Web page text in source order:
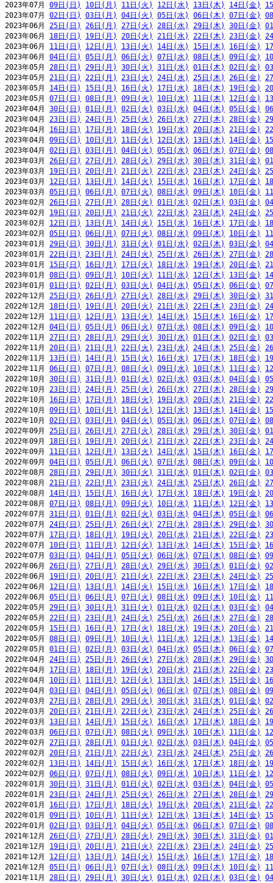
2023年07月 09日(日) 10日(月) 11日(火) 12日(水) 13日(木) 14日(金)
2023年07月 02日(日) 03日(月) 04日(火) 05日(水) 06日(木) 07日(金)
2023年06月 25日(日) 26日(月) 27日(火) 28日(水) 29日(木) 30日(金)
2023年06月 18日(日) 19日(月) 20日(火) 21日(水) 22日(木) 23日(金)
2023年06月 11日(日) 12日(月) 13日(火) 14日(水) 15日(木) 16日(金)
2023年06月 04日(日) 05日(月) 06日(火) 07日(水) 08日(木) 09日(金)
2023年05月 28日(日) 29日(月) 30日(火) 31日(水) 01日(木) 02日(金)
2023年05月 21日(日) 22日(月) 23日(火) 24日(水) 25日(木) 26日(金)
2023年05月 14日(日) 15日(月) 16日(火) 17日(水) 18日(木) 19日(金)
2023年05月 07日(日) 08日(月) 09日(火) 10日(水) 11日(木) 12日(金)
2023年04月 30日(日) 01日(月) 02日(火) 03日(水) 04日(木) 05日(金)
2023年04月 23日(日) 24日(月) 25日(火) 26日(水) 27日(木) 28日(金)
2023年04月 16日(日) 17日(月) 18日(火) 19日(水) 20日(木) 21日(金)
2023年04月 09日(日) 10日(月) 11日(火) 12日(水) 13日(木) 14日(金)
2023年04月 02日(日) 03日(月) 04日(火) 05日(水) 06日(木) 07日(金)
2023年03月 26日(日) 27日(月) 28日(火) 29日(水) 30日(木) 31日(金)
2023年03月 19日(日) 20日(月) 21日(火) 22日(水) 23日(木) 24日(金)
2023年03月 12日(日) 13日(月) 14日(火) 15日(水) 16日(木) 17日(金)
2023年03月 05日(日) 06日(月) 07日(火) 08日(水) 09日(木) 10日(金)
2023年02月 26日(日) 27日(月) 28日(火) 01日(水) 02日(木) 03日(金)
2023年02月 19日(日) 20日(月) 21日(火) 22日(水) 23日(木) 24日(金)
2023年02月 12日(日) 13日(月) 14日(火) 15日(水) 16日(木) 17日(金)
2023年02月 05日(日) 06日(月) 07日(火) 08日(水) 09日(木) 10日(金)
2023年01月 29日(日) 30日(月) 31日(火) 01日(水) 02日(木) 03日(金)
2023年01月 22日(日) 23日(月) 24日(火) 25日(水) 26日(木) 27日(金)
2023年01月 15日(日) 16日(月) 17日(火) 18日(水) 19日(木) 20日(金)
2023年01月 08日(日) 09日(月) 10日(火) 11日(水) 12日(木) 13日(金)
2023年01月 01日(日) 02日(月) 03日(火) 04日(水) 05日(木) 06日(金)
2022年12月 25日(日) 26日(月) 27日(火) 28日(水) 29日(木) 30日(金)
2022年12月 18日(日) 19日(月) 20日(火) 21日(水) 22日(木) 23日(金)
2022年12月 11日(日) 12日(月) 13日(火) 14日(水) 15日(木) 16日(金)
2022年12月 04日(日) 05日(月) 06日(火) 07日(水) 08日(木) 09日(金)
2022年11月 27日(日) 28日(月) 29日(火) 30日(水) 01日(木) 02日(金)
2022年11月 20日(日) 21日(月) 22日(火) 23日(水) 24日(木) 25日(金)
2022年11月 13日(日) 14日(月) 15日(火) 16日(水) 17日(木) 18日(金)
2022年11月 06日(日) 07日(月) 08日(火) 09日(水) 10日(木) 11日(金)
2022年10月 30日(日) 31日(月) 01日(火) 02日(水) 03日(木) 04日(金)
2022年10月 23日(日) 24日(月) 25日(火) 26日(水) 27日(木) 28日(金)
2022年10月 16日(日) 17日(月) 18日(火) 19日(水) 20日(木) 21日(金)
2022年10月 09日(日) 10日(月) 11日(火) 12日(水) 13日(木) 14日(金)
2022年10月 02日(日) 03日(月) 04日(火) 05日(水) 06日(木) 07日(金)
2022年09月 25日(日) 26日(月) 27日(火) 28日(水) 29日(木) 30日(金)
2022年09月 18日(日) 19日(月) 20日(火) 21日(水) 22日(木) 23日(金)
2022年09月 11日(日) 12日(月) 13日(火) 14日(水) 15日(木) 16日(金)
2022年09月 04日(日) 05日(月) 06日(火) 07日(水) 08日(木) 09日(金)
2022年08月 28日(日) 29日(月) 30日(火) 31日(水) 01日(木) 02日(金)
2022年08月 21日(日) 22日(月) 23日(火) 24日(水) 25日(木) 26日(金)
2022年08月 14日(日) 15日(月) 16日(火) 17日(水) 18日(木) 19日(金)
2022年08月 07日(日) 08日(月) 09日(火) 10日(水) 11日(木) 12日(金)
2022年07月 31日(日) 01日(月) 02日(火) 03日(水) 04日(木) 05日(金)
2022年07月 24日(日) 25日(月) 26日(火) 27日(水) 28日(木) 29日(金)
2022年07月 17日(日) 18日(月) 19日(火) 20日(水) 21日(木) 22日(金)
2022年07月 10日(日) 11日(月) 12日(火) 13日(水) 14日(木) 15日(金)
2022年07月 03日(日) 04日(月) 05日(火) 06日(水) 07日(木) 08日(金)
2022年06月 26日(日) 27日(月) 28日(火) 29日(水) 30日(木) 01日(金)
2022年06月 19日(日) 20日(月) 21日(火) 22日(水) 23日(木) 24日(金)
2022年06月 12日(日) 13日(月) 14日(火) 15日(水) 16日(木) 17日(金)
2022年06月 05日(日) 06日(月) 07日(火) 08日(水) 09日(木) 10日(金)
2022年05月 29日(日) 30日(月) 31日(火) 01日(水) 02日(木) 03日(金)
2022年05月 22日(日) 23日(月) 24日(火) 25日(水) 26日(木) 27日(金)
2022年05月 15日(日) 16日(月) 17日(火) 18日(水) 19日(木) 20日(金)
2022年05月 08日(日) 09日(月) 10日(火) 11日(水) 12日(木) 13日(金)
2022年05月 01日(日) 02日(月) 03日(火) 04日(水) 05日(木) 06日(金)
2022年04月 24日(日) 25日(月) 26日(火) 27日(水) 28日(木) 29日(金)
2022年04月 17日(日) 18日(月) 19日(火) 20日(水) 21日(木) 22日(金)
2022年04月 10日(日) 11日(月) 12日(火) 13日(水) 14日(木) 15日(金)
2022年04月 03日(日) 04日(月) 05日(火) 06日(水) 07日(木) 08日(金)
2022年03月 27日(日) 28日(月) 29日(火) 30日(水) 31日(木) 01日(金)
2022年03月 20日(日) 21日(月) 22日(火) 23日(水) 24日(木) 25日(金)
2022年03月 13日(日) 14日(月) 15日(火) 16日(水) 17日(木) 18日(金)
2022年03月 06日(日) 07日(月) 08日(火) 09日(水) 10日(木) 11日(金)
2022年02月 27日(日) 28日(月) 01日(火) 02日(水) 03日(木) 04日(金)
2022年02月 20日(日) 21日(月) 22日(火) 23日(水) 24日(木) 25日(金)
2022年02月 13日(日) 14日(月) 15日(火) 16日(水) 17日(木) 18日(金)
2022年02月 06日(日) 07日(月) 08日(火) 09日(水) 10日(木) 11日(金)
2022年01月 30日(日) 31日(月) 01日(火) 02日(水) 03日(木) 04日(金)
2022年01月 23日(日) 24日(月) 25日(火) 26日(水) 27日(木) 28日(金)
2022年01月 16日(日) 17日(月) 18日(火) 19日(水) 20日(木) 21日(金)
2022年01月 09日(日) 10日(月) 11日(火) 12日(水) 13日(木) 14日(金)
2022年01月 02日(日) 03日(月) 04日(火) 05日(水) 06日(木) 07日(金)
2021年12月 26日(日) 27日(月) 28日(火) 29日(水) 30日(木) 31日(金)
2021年12月 19日(日) 20日(月) 21日(火) 22日(水) 23日(木) 24日(金)
2021年12月 12日(日) 13日(月) 14日(火) 15日(水) 16日(木) 17日(金)
2021年12月 05日(日) 06日(月) 07日(火) 08日(水) 09日(木) 10日(金)
2021年11月 28日(日) 29日(月) 30日(火) 01日(水) 02日(木) 03日(金)